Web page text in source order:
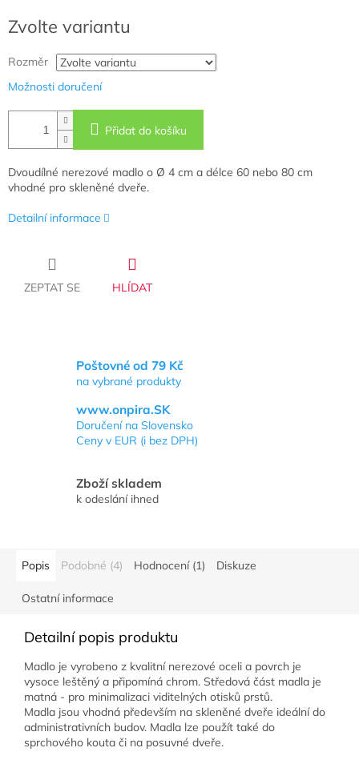
cena:
Zvolte variantu
Rozměr
Možnosti doručení
Přidat do košíku
Dvoudílné nerezové madlo o Ø 4 cm a délce 60 nebo 80 cm
vhodné pro skleněné dveře.
Detailní informace
ZEPTAT SE HLÍDAT
Poštovné od 79 Kč
na vybrané produkty
www.onpira.SK
Doručení na Slovensko
Ceny v EUR (i bez DPH)
Zboží skladem
k odeslání ihned
Popis Podobné (4) Hodnocení (1) Diskuze
Ostatní informace
Detailní popis produktu
Madlo je vyrobeno z kvalitní nerezové oceli a povrch je
vysoce leštěný a připomíná chrom. Středová část madla je
matná - pro minimalizaci viditelných otisků prstů.
Madla jsou vhodná především na skleněné dveře ideální do
administrativních budov. Madla lze použít také do
sprchového kouta či na posuvné dveře.